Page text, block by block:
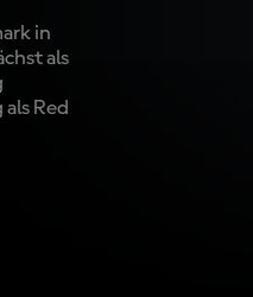
in
als
Red